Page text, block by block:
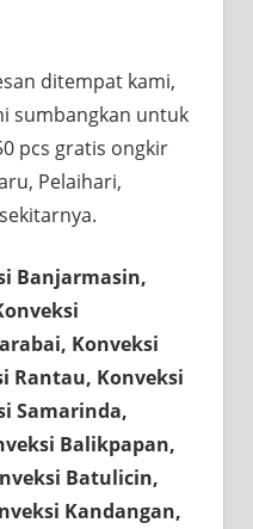
ditempat kami,
sumbangkan untuk
pcs gratis ongkir
Pelaihari,
Banjarmasin,
Konveksi
Rantau, Konveksi
Samarinda,
Balikpapan,
Batulicin,
Kandangan,